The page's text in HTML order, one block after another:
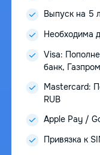
Выпуск на 5
Необходима
Visa:
банк,
Mastercard:
RUB
Apple Pay /
Привязка к